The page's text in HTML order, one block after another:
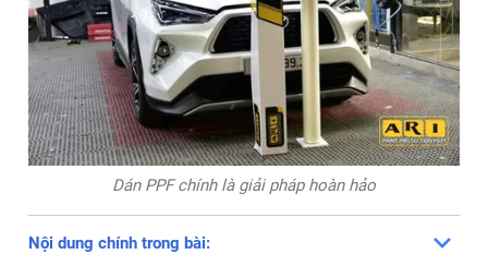
Dán PPF chính là giải pháp hoàn hảo
Nội dung chính trong bài: